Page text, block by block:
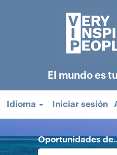
El mundo es
Idioma Iniciar sesión
Oportunidades